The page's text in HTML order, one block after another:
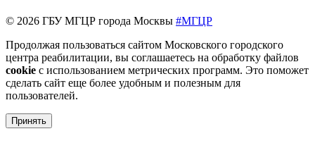
© 2026 ГБУ МГЦР города Москвы #МГЦР
Продолжая пользоваться сайтом Московского городского
центра реабилитации, вы соглашаетесь на обработку файлов
cookie с использованием метрических программ. Это поможет
сделать сайт еще более удобным и полезным для
пользователей.
Принять